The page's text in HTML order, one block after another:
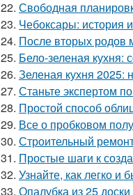
22. Свободная
23. Чебоксары: история
24. После вторых родов
25. Бело-зеленая кухня:
26. Зеленая кухня 2025:
27. Станьте экспертом
28. Простой способ
29. Все о пробковом
30. Строительный
31. Простые шаги к
32. Узнайте, как легко
33. Опалубка из 25